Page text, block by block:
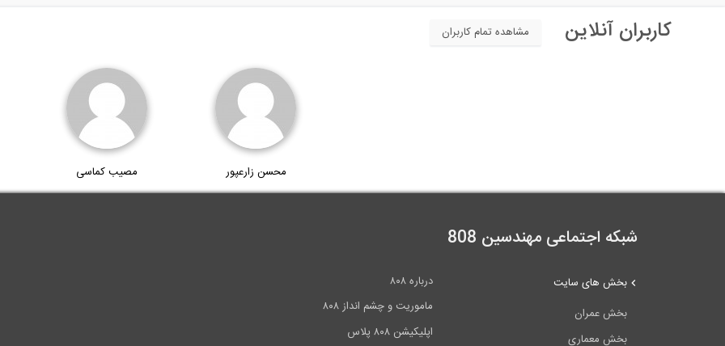
کاربران آنلاین مشاهده تمام کاربران
محسن زارعپور مصیب کماسی
شبکه اجتماعی مهندسین 808
درباره ۸۰۸
ماموریت و چشم انداز ۸۰۸
اپلیکیشن ۸۰۸ پلاس
بخش های سایت
بخش عمران
بخش معماری